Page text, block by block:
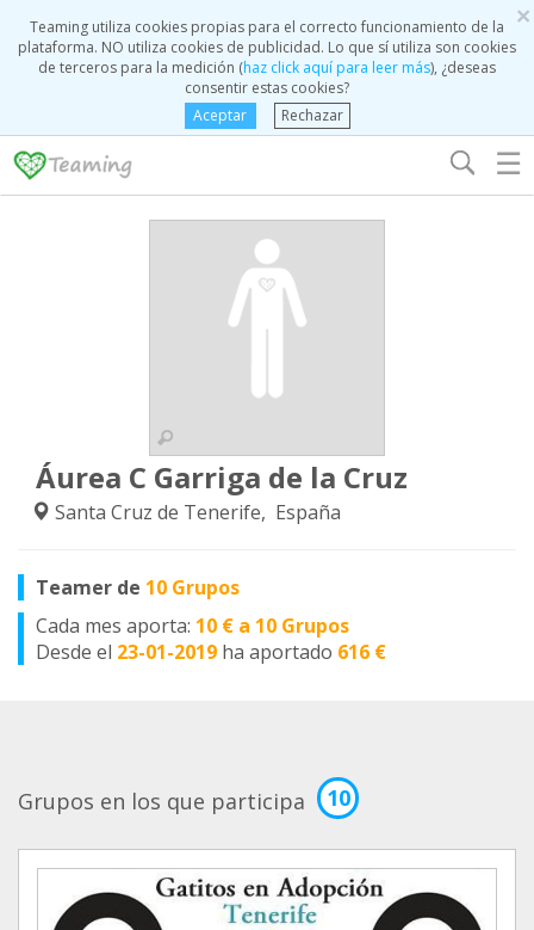
×
Teaming utiliza cookies propias para el correcto funcionamiento de la
plataforma. NO utiliza cookies de publicidad. Lo que sí utiliza son cookies
de terceros para la medición (haz click aquí para leer más), ¿deseas
consentir estas cookies?
Aceptar
Rechazar
☰
Áurea C Garriga de la Cruz
Santa Cruz de Tenerife, España
Teamer de 10 Grupos
Cada mes aporta: 10 € a 10 Grupos
Desde el 23-01-2019 ha aportado 616 €
Grupos en los que participa 10